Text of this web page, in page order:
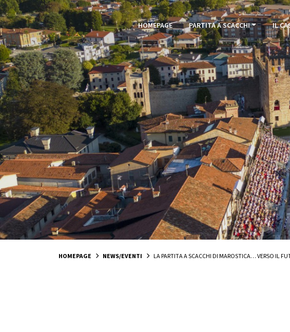
HOMEPAGE PARTITA A SCACCHI IL
HOMEPAGE NEWS/EVENTI LA PARTITA A SCACCHI DI MAROSTICA… VERSO IL